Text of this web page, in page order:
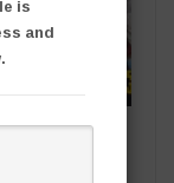
కేటీఆర్
is
and